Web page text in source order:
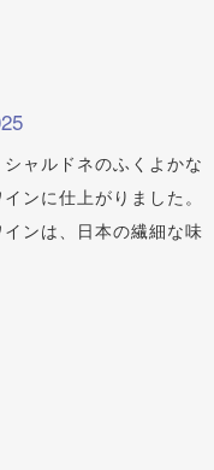
ャルドネのふくよかな
ンに仕上がりました。
ンは、日本の繊細な味